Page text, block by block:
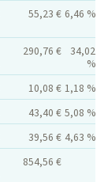
55,23 € 6,46 %
290,76 €
34,02
%
10,08 € 1,18 %
43,40 € 5,08 %
39,56 € 4,63 %
854,56 €